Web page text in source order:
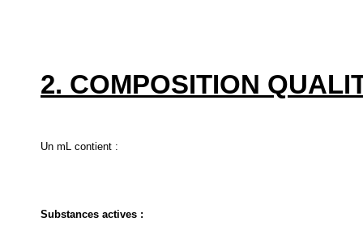
2. COMPOSITION
Un mL contient :
Substances actives :